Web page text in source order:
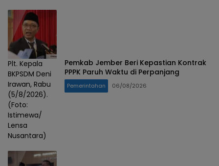
Plt. Kepala
BKPSDM Deni
Irawan, Rabu
(5/8/2026).
(Foto:
Istimewa/
Lensa
Nusantara)
Pemkab Jember Beri Kepastian Kontrak
PPPK Paruh Waktu di Perpanjang
Pemerintahan 06/08/2026